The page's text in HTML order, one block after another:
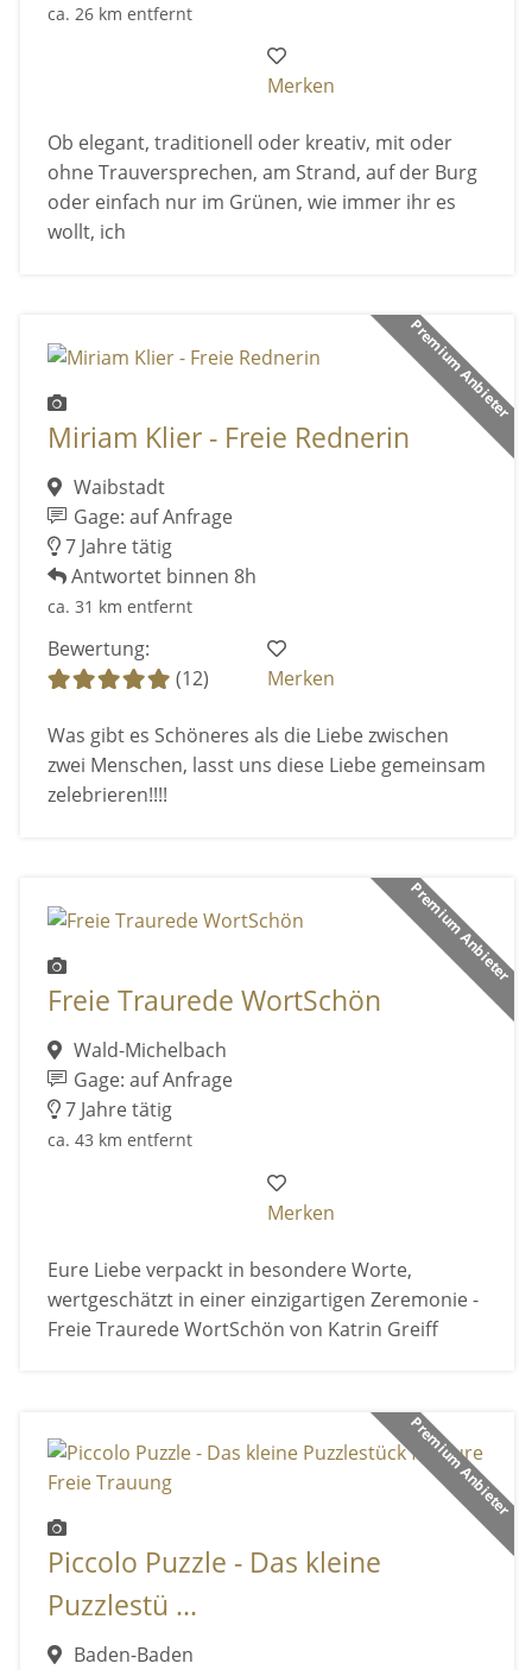
ca. 26 km entfernt
Merken
Ob elegant, traditionell oder kreativ, mit oder
ohne Trauversprechen, am Strand, auf der Burg
oder einfach nur im Grünen, wie immer ihr es
wollt, ich
Premium Anbieter
Miriam Klier - Freie Rednerin
Waibstadt
Gage: auf Anfrage
7 Jahre tätig
Antwortet binnen 8h
ca. 31 km entfernt
Bewertung:
(12)
Merken
Was gibt es Schöneres als die Liebe zwischen
zwei Menschen, lasst uns diese Liebe gemeinsam
zelebrieren!!!!
Premium Anbieter
Freie Traurede WortSchön
Wald-Michelbach
Gage: auf Anfrage
7 Jahre tätig
ca. 43 km entfernt
Merken
Eure Liebe verpackt in besondere Worte,
wertgeschätzt in einer einzigartigen Zeremonie -
Freie Traurede WortSchön von Katrin Greiff
Premium Anbieter
Piccolo Puzzle - Das kleine
Puzzlestü ...
Baden-Baden